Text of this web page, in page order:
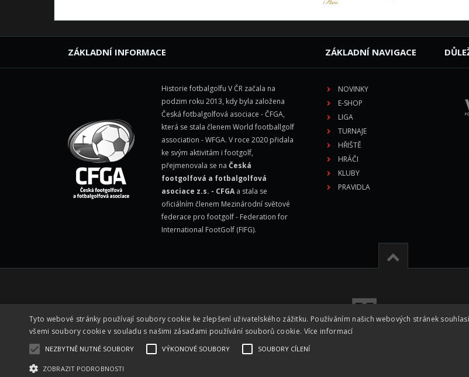
ZÁKLADNÍ INFORMACE
Historie fotbalgolfu V ČR začala na
podzim roku 2013, kdy byla založena
Česká fotbalgolfová asociace - ČFGA,
která se stala členem World footballgolf
association - WFGA. V roce 2020 přidala
ke svým aktivitám i footgolf,
přejmenovala se na Česká
footgolfová a fotbalgolfová
asociace z.s. - CFGA a stala se
oficiálním členem Mezinárodní světové
federace pro footgolf - Federation for
International FootGolf (FIFG).
ZÁKLADNÍ NAVIGACE
NOVINKY
E-SHOP
LIGA
TURNAJE
HŘIŠTĚ
HRÁČI
KLUBY
PRAVIDLA
Tyto webové stránky používají soubory cookie ke zlepšení uživatelského zážitku. Používáním našich webových stránek
všemi soubory cookie v souladu s našimi zásadami používání souborů cookie. Více informací
NEZBYTNĚ NUTNÉ SOUBORY VÝKONOVÉ SOUBORY SOUBORY CÍLENÍ
ZOBRAZIT PODROBNOSTI